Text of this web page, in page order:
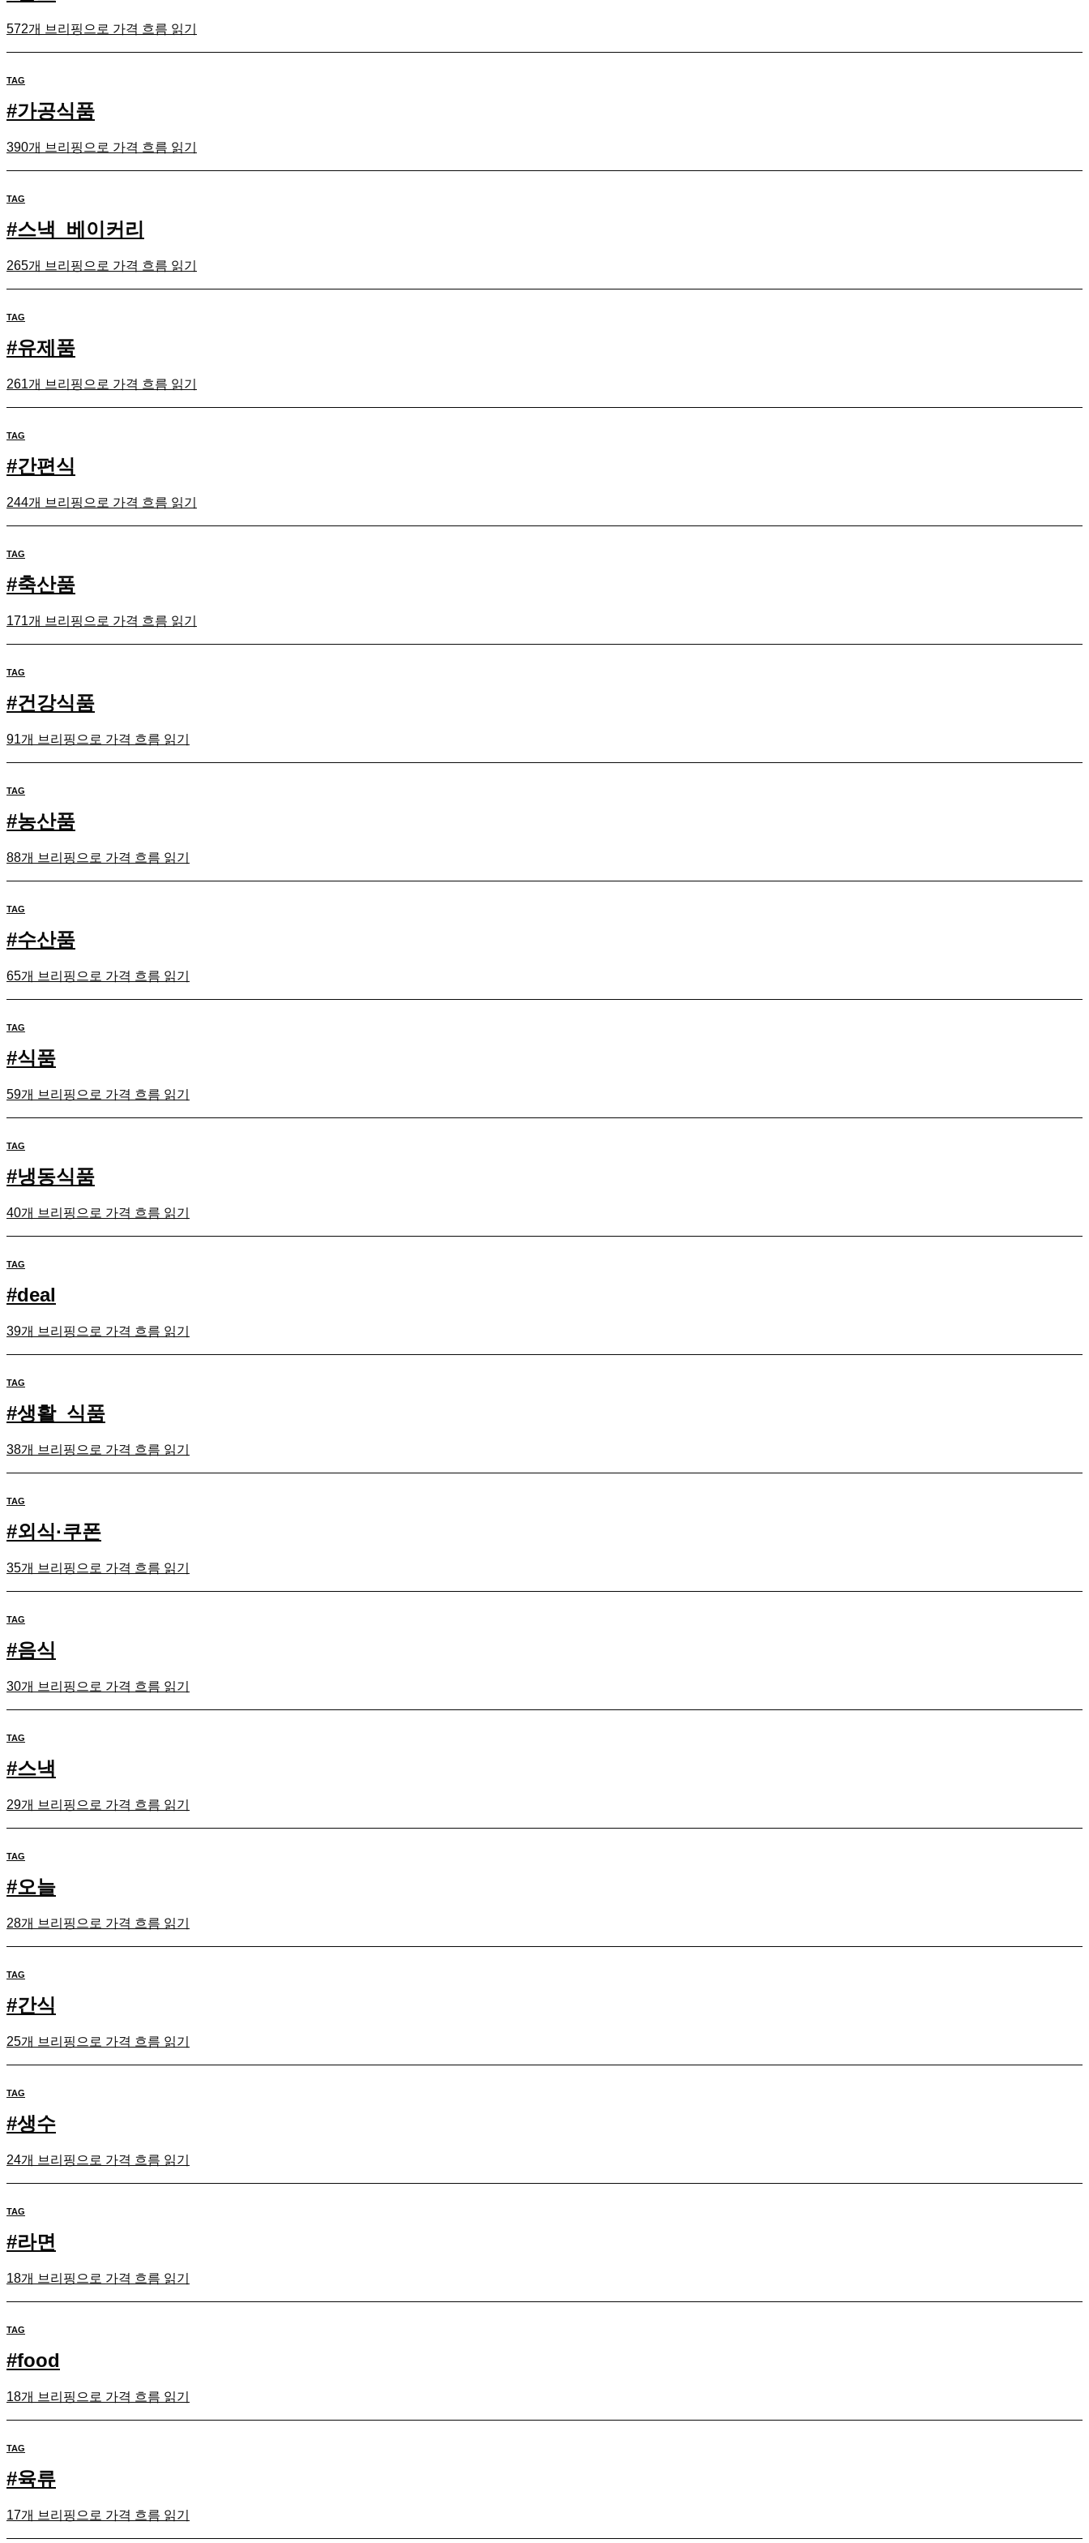
572개 브리핑으로 가격 흐름 읽기
TAG
#가공식품
390개 브리핑으로 가격 흐름 읽기
TAG
#스낵_베이커리
265개 브리핑으로 가격 흐름 읽기
TAG
#유제품
261개 브리핑으로 가격 흐름 읽기
TAG
#간편식
244개 브리핑으로 가격 흐름 읽기
TAG
#축산품
171개 브리핑으로 가격 흐름 읽기
TAG
#건강식품
91개 브리핑으로 가격 흐름 읽기
TAG
#농산품
88개 브리핑으로 가격 흐름 읽기
TAG
#수산품
65개 브리핑으로 가격 흐름 읽기
TAG
#식품
59개 브리핑으로 가격 흐름 읽기
TAG
#냉동식품
40개 브리핑으로 가격 흐름 읽기
TAG
#deal
39개 브리핑으로 가격 흐름 읽기
TAG
#생활_식품
38개 브리핑으로 가격 흐름 읽기
TAG
#외식·쿠폰
35개 브리핑으로 가격 흐름 읽기
TAG
#음식
30개 브리핑으로 가격 흐름 읽기
TAG
#스낵
29개 브리핑으로 가격 흐름 읽기
TAG
#오늘
28개 브리핑으로 가격 흐름 읽기
TAG
#간식
25개 브리핑으로 가격 흐름 읽기
TAG
#생수
24개 브리핑으로 가격 흐름 읽기
TAG
#라면
18개 브리핑으로 가격 흐름 읽기
TAG
#food
18개 브리핑으로 가격 흐름 읽기
TAG
#육류
17개 브리핑으로 가격 흐름 읽기